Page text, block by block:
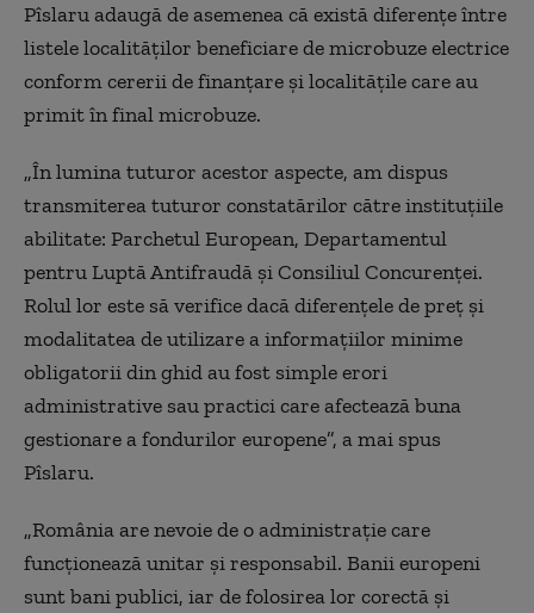
Pîslaru adaugă de asemenea că există diferențe între
listele localităților beneficiare de microbuze electrice
conform cererii de finanțare și localitățile care au
primit în final microbuze.
„În lumina tuturor acestor aspecte, am dispus
transmiterea tuturor constatărilor către instituțiile
abilitate: Parchetul European, Departamentul
pentru Luptă Antifraudă și Consiliul Concurenței.
Rolul lor este să verifice dacă diferențele de preț și
modalitatea de utilizare a informațiilor minime
obligatorii din ghid au fost simple erori
administrative sau practici care afectează buna
gestionare a fondurilor europene”, a mai spus
Pîslaru.
„România are nevoie de o administrație care
funcționează unitar și responsabil. Banii europeni
sunt bani publici, iar de folosirea lor corectă și